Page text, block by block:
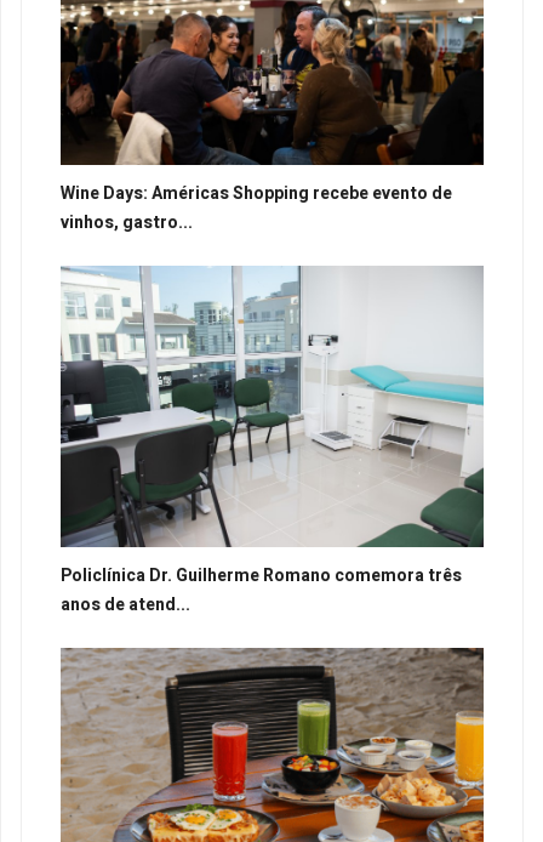
Wine Days: Américas Shopping recebe evento de
vinhos, gastro...
Policlínica Dr. Guilherme Romano comemora três
anos de atend...